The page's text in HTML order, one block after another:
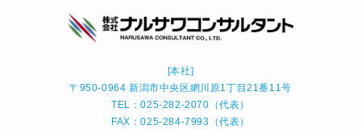
[本社]
〒950-0964 新潟市中央区網川原1丁目21番11号
TEL：025-282-2070（代表）
FAX：025-284-7993（代表）